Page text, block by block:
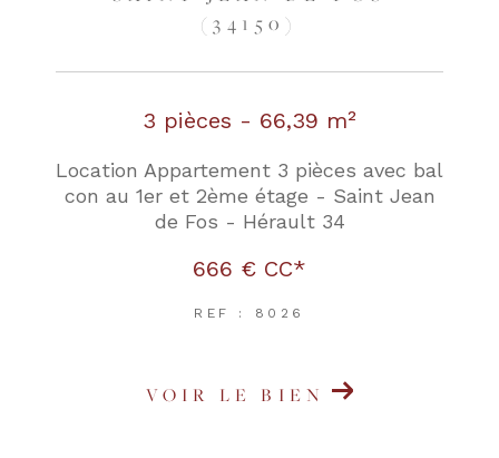
(34150)
3 pièces - 66,39 m²
Location Appartement 3 pièces avec bal
con au 1er et 2ème étage - Saint Jean
de Fos - Hérault 34
666 € CC*
REF : 8026
VOIR LE BIEN